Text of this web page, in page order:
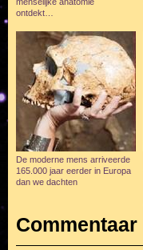
ontdekt…
De moderne mens arriveerde
165.000 jaar eerder in Europa
dan we dachten
Commentaar